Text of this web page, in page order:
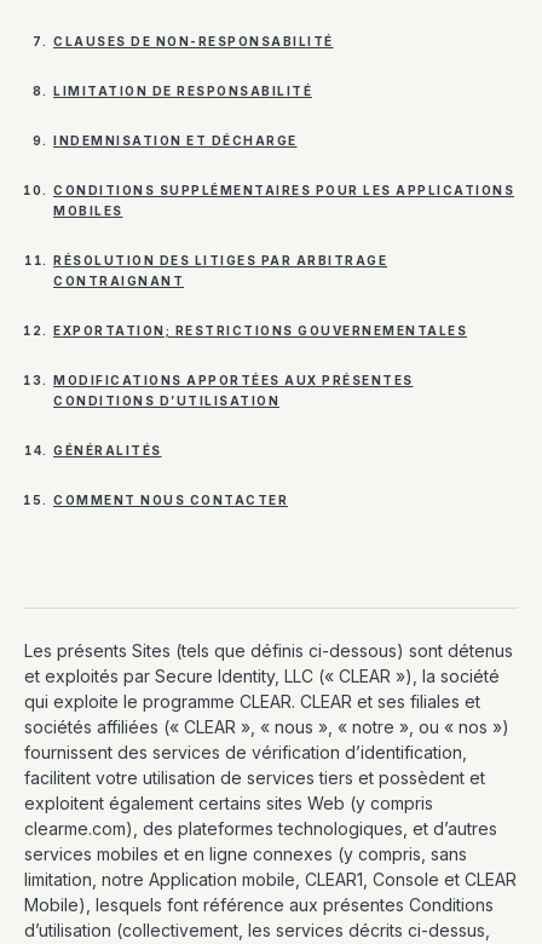
CLAUSES DE NON-RESPONSABILITÉ
LIMITATION DE RESPONSABILITÉ
INDEMNISATION ET DÉCHARGE
CONDITIONS SUPPLÉMENTAIRES POUR LES APPLICATIONS
MOBILES
RÉSOLUTION DES LITIGES PAR ARBITRAGE
CONTRAIGNANT
EXPORTATION; RESTRICTIONS GOUVERNEMENTALES
MODIFICATIONS APPORTÉES AUX PRÉSENTES
CONDITIONS D’UTILISATION
GÉNÉRALITÉS
COMMENT NOUS CONTACTER
Les présents Sites (tels que définis ci-dessous) sont détenus
et exploités par Secure Identity, LLC (« CLEAR »), la société
qui exploite le programme CLEAR. CLEAR et ses filiales et
sociétés affiliées (« CLEAR », « nous », « notre », ou « nos »)
fournissent des services de vérification d’identification,
facilitent votre utilisation de services tiers et possèdent et
exploitent également certains sites Web (y compris
clearme.com), des plateformes technologiques, et d’autres
services mobiles et en ligne connexes (y compris, sans
limitation, notre Application mobile, CLEAR1, Console et CLEAR
Mobile), lesquels font référence aux présentes Conditions
d’utilisation (collectivement, les services décrits ci-dessus,